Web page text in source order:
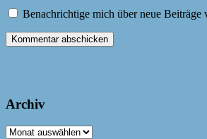
Benachrichtige mich über neue Beiträge
Archiv
Archiv